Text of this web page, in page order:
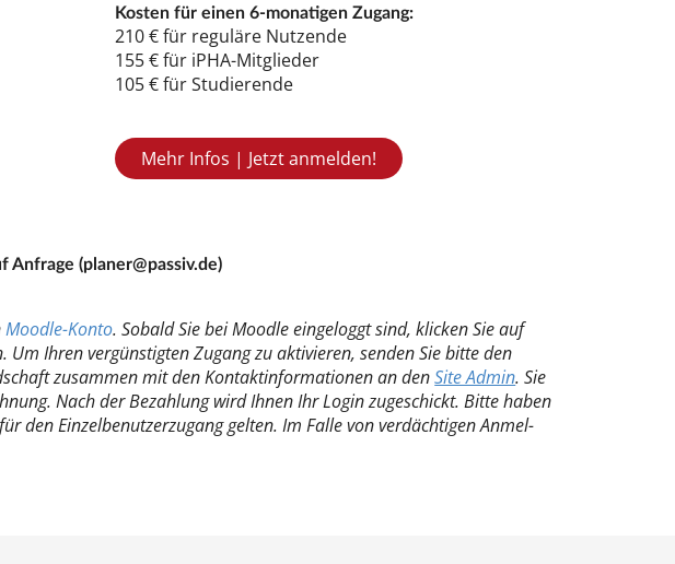
Kos­ten für einen 6-mo­na­ti­gen Zu­gang:
210 € für re­gu­lä­re Nut­zen­de
155 € für iPHA-Mit­glie­der
105 € für Stu­die­ren­de
Mehr Infos | Jetzt anmelden!
(pla­ner@pas­siv.de)
Mood­le-Kon­to. So­bald Sie bei Mood­le ein­ge­loggt sind, kli­cken Sie auf
Ih­ren ver­güns­tig­ten Zu­gang zu ak­ti­vie­ren, sen­den Sie bit­te den
zu­sam­men mit den Kon­takt­in­for­ma­tio­nen an denSi­te Ad­min. Sie
Nach der Be­zah­lung wird Ih­nen Ihr Lo­gin zu­ge­schickt. Bit­te ha­ben
den Ein­zel­be­nut­zer­zu­gang gel­ten. Im Fal­le von ver­däch­ti­gen An­mel­